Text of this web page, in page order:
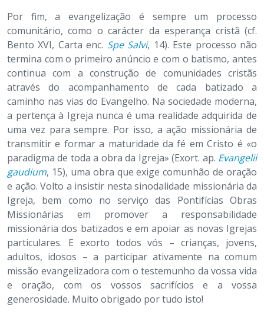
Por fim, a evangelização é sempre um processo
comunitário, como o carácter da esperança cristã (cf.
Bento XVI, Carta enc. Spe Salvi, 14). Este processo não
termina com o primeiro anúncio e com o batismo, antes
continua com a construção de comunidades cristãs
através do acompanhamento de cada batizado a
caminho nas vias do Evangelho. Na sociedade moderna,
a pertença à Igreja nunca é uma realidade adquirida de
uma vez para sempre. Por isso, a ação missionária de
transmitir e formar a maturidade da fé em Cristo é «o
paradigma de toda a obra da Igreja» (Exort. ap. Evangelii
gaudium, 15), uma obra que exige comunhão de oração
e ação. Volto a insistir nesta sinodalidade missionária da
Igreja, bem como no serviço das Pontifícias Obras
Missionárias em promover a responsabilidade
missionária dos batizados e em apoiar as novas Igrejas
particulares. E exorto todos vós – crianças, jovens,
adultos, idosos – a participar ativamente na comum
missão evangelizadora com o testemunho da vossa vida
e oração, com os vossos sacrifícios e a vossa
generosidade. Muito obrigado por tudo isto!